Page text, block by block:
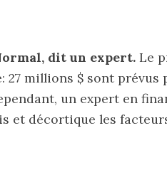
dit un expert. Le
27 millions $ sont prévus
un expert en
et décortique les